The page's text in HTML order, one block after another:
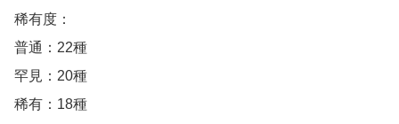
稀有度：
普通：22種
罕見：20種
稀有：18種